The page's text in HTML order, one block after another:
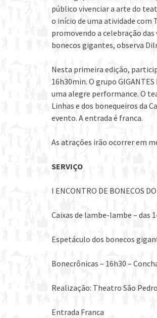
público vivenciar a arte do
o início de uma atividade com
promovendo a celebração
bonecos gigantes, observa
Nesta primeira edição,
16h30min. O grupo
uma alegre performance. O
Linhas e dos bonequeiros da
evento. A entrada é franca.
As atrações irão ocorrer em
SERVIÇO
I ENCONTRO DE BONECOS
Caixas de lambe-lambe – das
Espetáculo dos bonecos
Bonecrônicas – 16h30 –
Realização: Theatro São
Entrada Franca